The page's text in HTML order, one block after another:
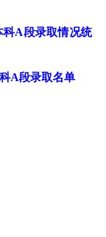
科A段录取情况统
A段录取名单